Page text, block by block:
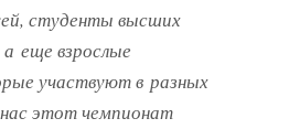
студенты высших
а еще взрослые
участвуют в разных
этот чемпионат